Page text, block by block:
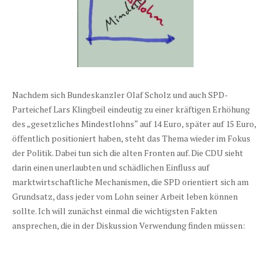
Nachdem sich Bundeskanzler Olaf Scholz und auch SPD-
Parteichef Lars Klingbeil eindeutig zu einer kräftigen Erhöhung
des „gesetzliches Mindestlohns“ auf 14 Euro, später auf 15 Euro,
öffentlich positioniert haben, steht das Thema wieder im Fokus
der Politik. Dabei tun sich die alten Fronten auf. Die CDU sieht
darin einen unerlaubten und schädlichen Einfluss auf
marktwirtschaftliche Mechanismen, die SPD orientiert sich am
Grundsatz, dass jeder vom Lohn seiner Arbeit leben können
sollte. Ich will zunächst einmal die wichtigsten Fakten
ansprechen, die in der Diskussion Verwendung finden müssen: